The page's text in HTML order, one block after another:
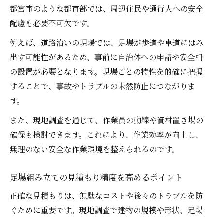
都宮市のような都市部では、周辺住民や通行人への安全
配慮も必要不可欠です。
例えば、道路沿いの現場では、足場が歩道や車道にはみ
出す可能性があるため、事前に自治体への申請や安全柵
の設置が必要となります。現場ごとの特性を的確に把握
することで、事故やトラブルの未然防止につながりま
す。
また、現地調査を通じて、作業員の動線や資材置き場の
確保も検討できます。これにより、作業効率が向上し、
無理のない安全な作業環境を整えられるのです。
足場組み立ての見積もり精度を高めるポイント
正確な見積もりは、無駄なコストや後々のトラブルを防
ぐために重要です。現地調査で建物の規模や形状、足場